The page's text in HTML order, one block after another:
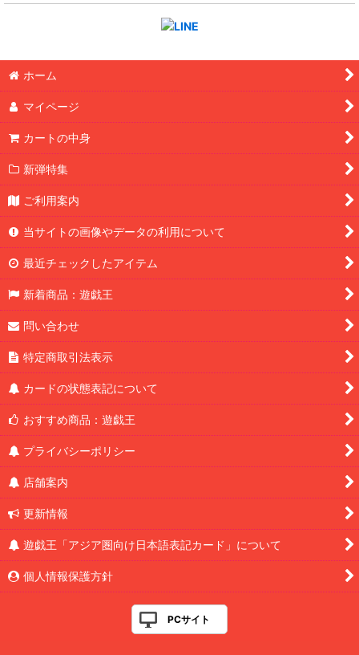
ホーム
マイページ
カートの中身
新弾特集
ご利用案内
当サイトの画像やデータの利用について
最近チェックしたアイテム
新着商品：遊戯王
問い合わせ
特定商取引法表示
カードの状態表記について
おすすめ商品：遊戯王
プライバシーポリシー
店舗案内
更新情報
遊戯王「アジア圏向け日本語表記カード」について
個人情報保護方針
PCサイト